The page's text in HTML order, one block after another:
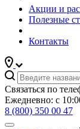
Акции и
Полезные
Контакты
Связаться по
Ежедневно: с
8 (800) 350 00 47